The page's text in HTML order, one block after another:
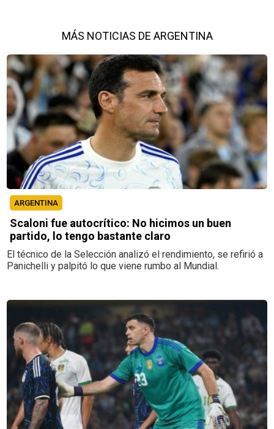
MÁS NOTICIAS DE ARGENTINA
ARGENTINA
Scaloni fue autocrítico: No hicimos un buen
partido, lo tengo bastante claro
El técnico de la Selección analizó el rendimiento, se refirió a
Panichelli y palpitó lo que viene rumbo al Mundial.